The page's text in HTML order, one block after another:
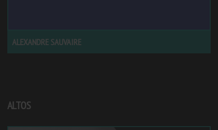
ALEXANDRE SAUVAIRE
ALTOS